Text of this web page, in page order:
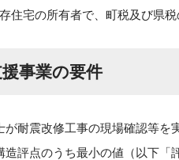
住宅の所有者で、町税及び県
事業の要件
耐震改修工事の現場確認等を
評点のうち最小の値（以下